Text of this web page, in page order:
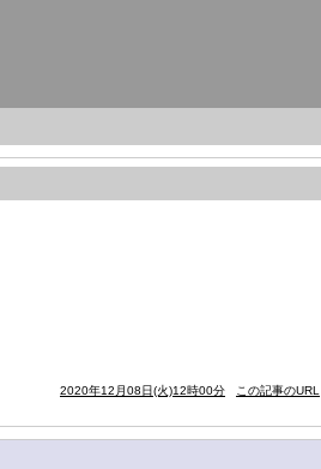
2020年12月08日(火)12時00分 この記事のURL